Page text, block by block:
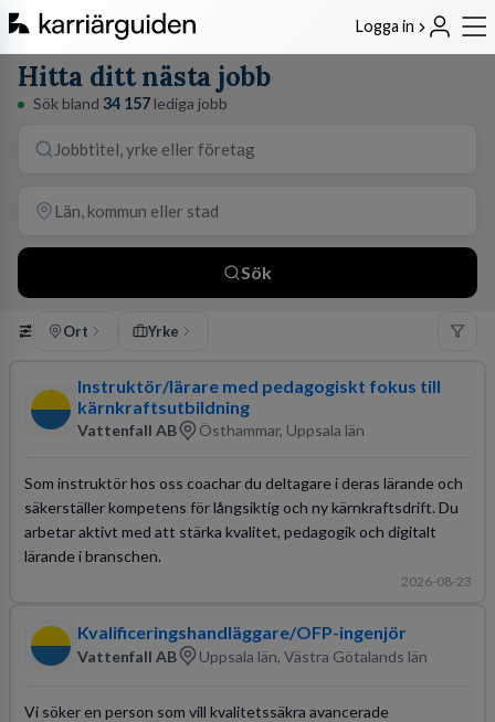
Logga in
Hitta ditt nästa jobb
Sök bland 34 157 lediga jobb
Sök
Ort Yrke
Instruktör/lärare med pedagogiskt fokus till
kärnkraftsutbildning
Vattenfall AB Östhammar, Uppsala län
Som instruktör hos oss coachar du deltagare i deras lärande och
säkerställer kompetens för långsiktig och ny kärnkraftsdrift. Du
arbetar aktivt med att stärka kvalitet, pedagogik och digitalt
lärande i branschen.
2026-08-23
Kvalificeringshandläggare/OFP-ingenjör
Vattenfall AB Uppsala län, Västra Götalands län
Vi söker en person som vill kvalitetssäkra avancerade